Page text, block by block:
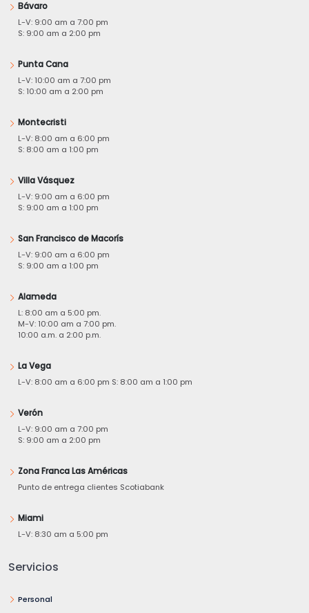
Bávaro
L-V: 9:00 am a 7:00 pm
S: 9:00 am a 2:00 pm
Punta Cana
L-V: 10:00 am a 7:00 pm
S: 10:00 am a 2:00 pm
Montecristi
L-V: 8:00 am a 6:00 pm
S: 8:00 am a 1:00 pm
Villa Vásquez
L-V: 9:00 am a 6:00 pm
S: 9:00 am a 1:00 pm
San Francisco de Macorís
L-V: 9:00 am a 6:00 pm
S: 9:00 am a 1:00 pm
Alameda
L: 8:00 am a 5:00 pm.
M-V: 10:00 am a 7:00 pm.
10:00 a.m. a 2:00 p.m.
La Vega
L-V: 8:00 am a 6:00 pm S: 8:00 am a 1:00 pm
Verón
L-V: 9:00 am a 7:00 pm
S: 9:00 am a 2:00 pm
Zona Franca Las Américas
Punto de entrega clientes Scotiabank
Miami
L-V: 8:30 am a 5:00 pm
Servicios
Personal